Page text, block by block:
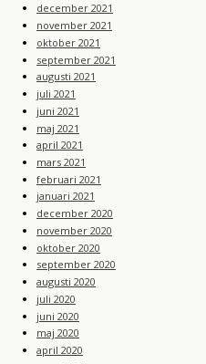
december 2021
november 2021
oktober 2021
september 2021
augusti 2021
juli 2021
juni 2021
maj 2021
april 2021
mars 2021
februari 2021
januari 2021
december 2020
november 2020
oktober 2020
september 2020
augusti 2020
juli 2020
juni 2020
maj 2020
april 2020